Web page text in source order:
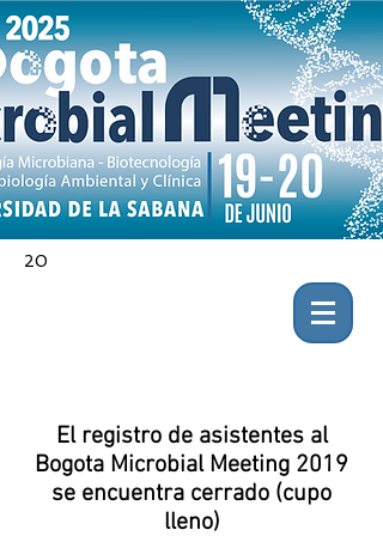
20
El registro de asistentes al
Bogota Microbial Meeting 2019
se encuentra cerrado (cupo
lleno)